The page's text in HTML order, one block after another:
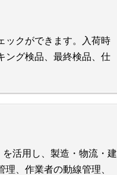
ックができます。入荷時
ング検品、最終検品、仕
活用し、製造・物流・建
、作業者の動線管理、